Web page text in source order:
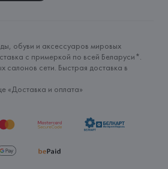
обуви и аксессуаров мировых
с примеркой по всей Беларуси*.
салонов сети. Быстрая доставка в
«Доставка и оплата»